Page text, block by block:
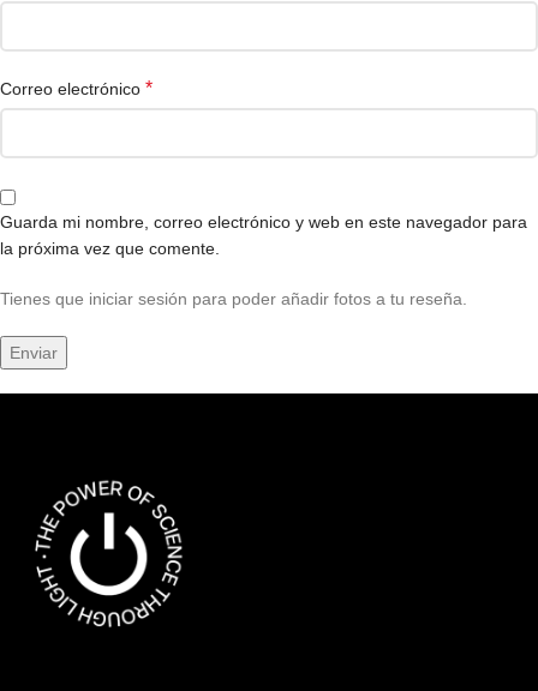
Correo electrónico *
Guarda mi nombre, correo electrónico y web en este navegador para
la próxima vez que comente.
Tienes que iniciar sesión para poder añadir fotos a tu reseña.